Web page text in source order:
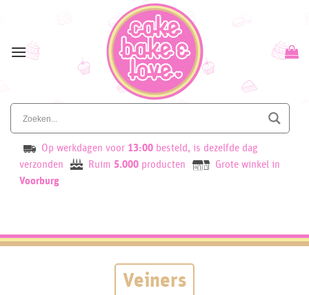
content
Op werkdagen voor 13:00 besteld, is dezelfde dag
verzonden
Ruim 5.000 producten
Grote winkel in
Voorburg
Veiners